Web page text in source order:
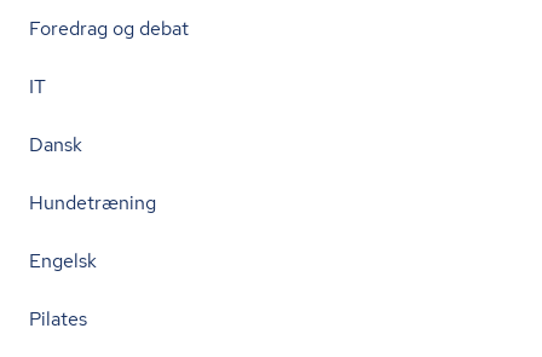
Foredrag og debat
IT
Dansk
Hundetræning
Engelsk
Pilates